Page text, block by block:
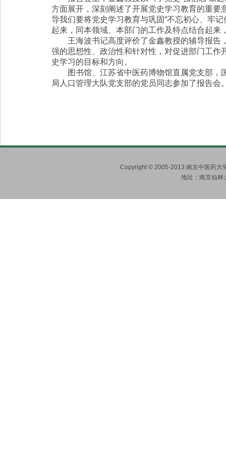
方面展开，深刻阐述了开展党史学习教育的重要
导我们要将党史学习教育与巩固“不忘初心、牢
起来，同本领域、本部门的工作及特点结合起来
王海波书记高度评价了金鑫教授的辅导报
强的思想性、政治性和针对性，对促进部门工
史学习的目标和方向。
图书馆、江苏省中医药博物馆直属党支部
局人口管理大队党支部的党员同志参加了报告会
Copyright © 2005-2013 南京中医药大
地址：南京仙林